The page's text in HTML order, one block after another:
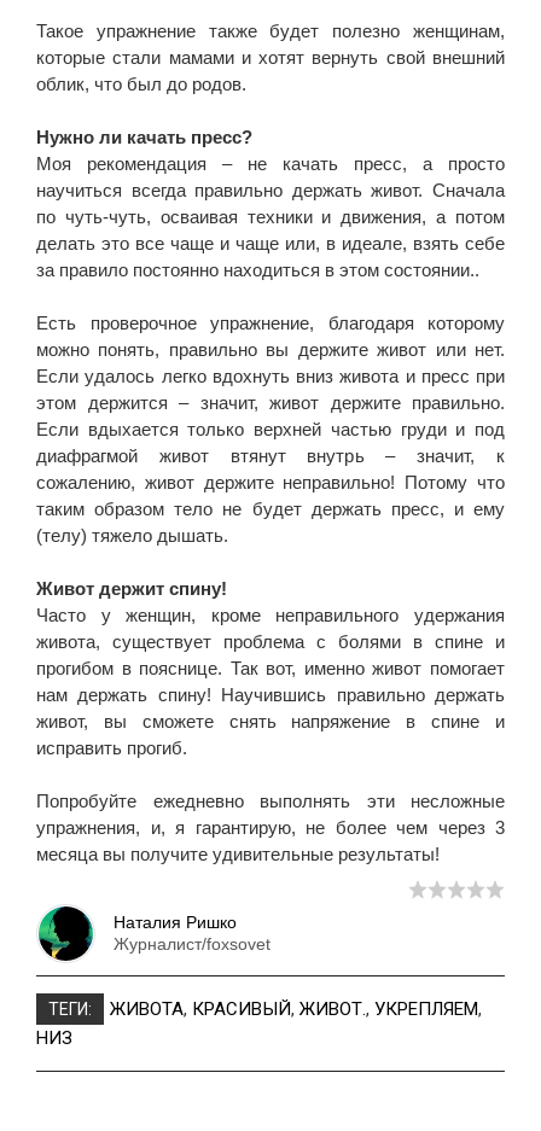
Такое упражнение также будет полезно женщинам,
которые стали мамами и хотят вернуть свой внешний
облик, что был до родов.
Нужно ли качать пресс?
Моя рекомендация – не качать пресс, а просто
научиться всегда правильно держать живот. Сначала
по чуть-чуть, осваивая техники и движения, а потом
делать это все чаще и чаще или, в идеале, взять себе
за правило постоянно находиться в этом состоянии..
Есть проверочное упражнение, благодаря которому
можно понять, правильно вы держите живот или нет.
Если удалось легко вдохнуть вниз живота и пресс при
этом держится – значит, живот держите правильно.
Если вдыхается только верхней частью груди и под
диафрагмой живот втянут внутрь – значит, к
сожалению, живот держите неправильно! Потому что
таким образом тело не будет держать пресс, и ему
(телу) тяжело дышать.
Живот держит спину!
Часто у женщин, кроме неправильного удержания
живота, существует проблема с болями в спине и
прогибом в пояснице. Так вот, именно живот помогает
нам держать спину! Научившись правильно держать
живот, вы сможете снять напряжение в спине и
исправить прогиб.
Попробуйте ежедневно выполнять эти несложные
упражнения, и, я гарантирую, не более чем через 3
месяца вы получите удивительные результаты!
Наталия Ришко
Журналист/foxsovet
ТЕГИ: ЖИВОТА, КРАСИВЫЙ, ЖИВОТ., УКРЕПЛЯЕМ,
НИЗ